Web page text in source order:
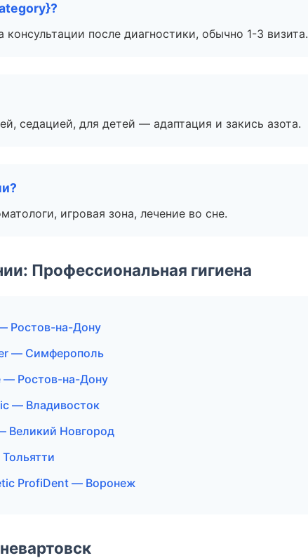
после диагностики, обычно 1-3 визита.
седацией, для детей — адаптация и закись азота.
игровая зона, лечение во сне.
Профессиональная гигиена
Ростов-на-Дону
— Симферополь
— Ростов-на-Дону
— Владивосток
Великий Новгород
ProfiDent — Воронеж